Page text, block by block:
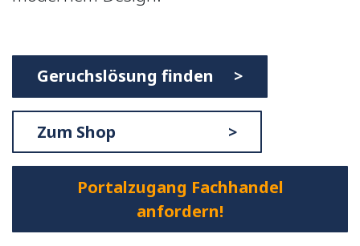
Geruchslösung finden >
Zum Shop >
Portalzugang Fachhandel
anfordern!